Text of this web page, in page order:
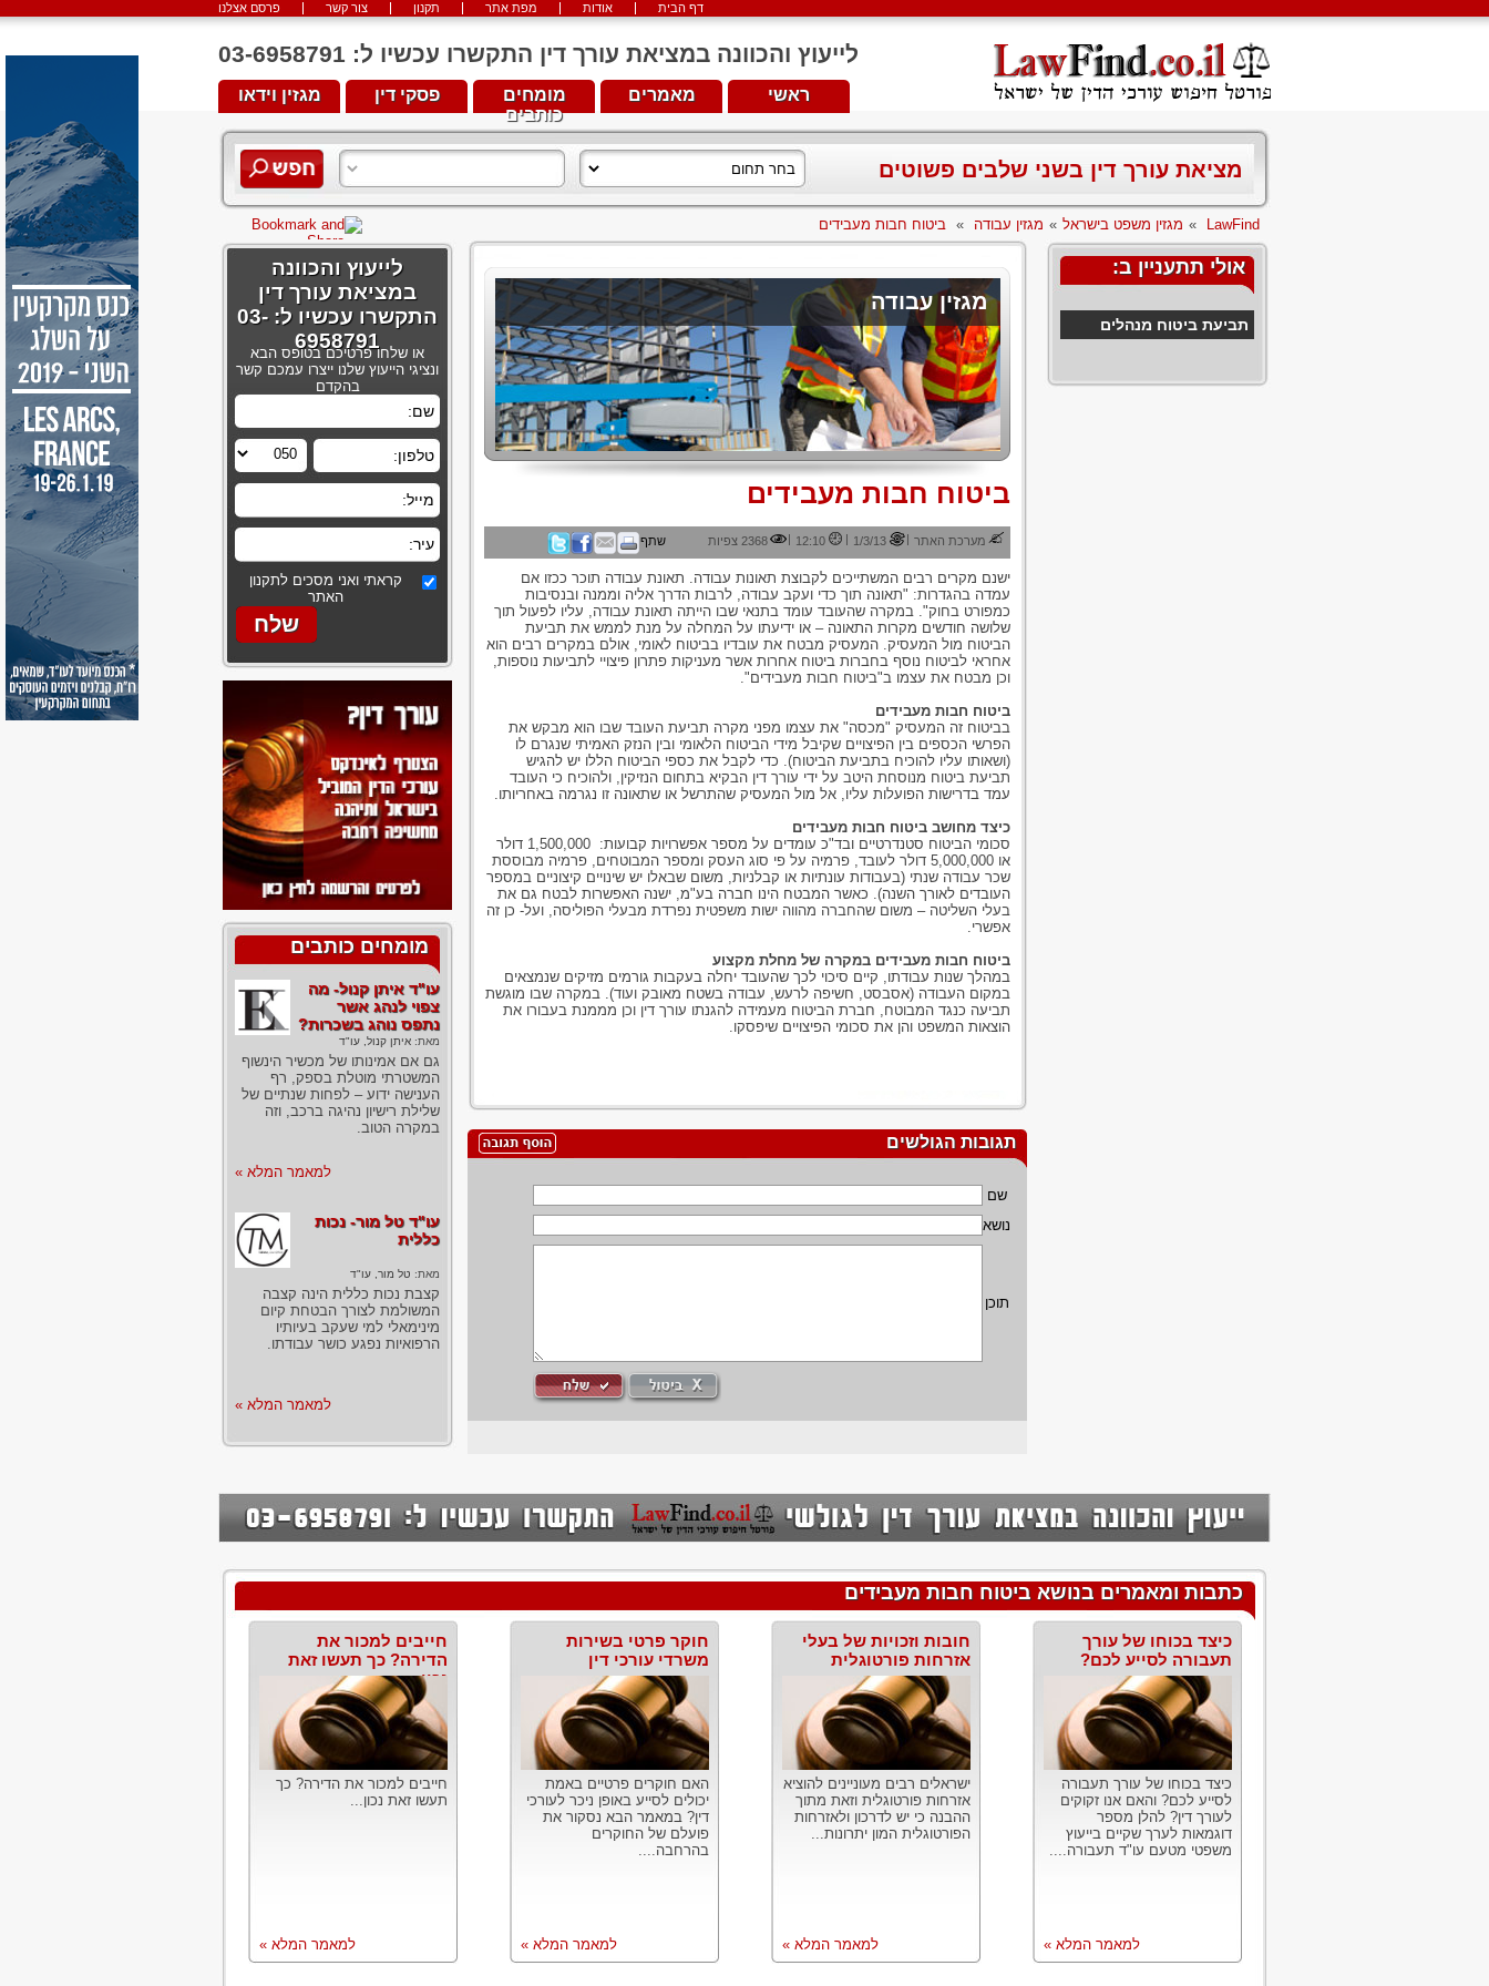
פרסם אצלנו צור קשר תקנון מפת אתר אודות דף הבית
לייעוץ והכוונה במציאת עורך דין התקשרו עכשיו ל: 03-6958791
מגזין וידאו פסקי דין
מומחים
כותבים
מאמרים ראשי
מציאת עורך דין בשני שלבים פשוטים
LawFind
» מגזין משפט בישראל » מגזין עבודה » ביטוח חבות מעבידים
אולי תתעניין ב:
תביעת ביטוח מנהלים
מגזין עבודה
ביטוח חבות מעבידים
מערכת האתר |
1/3/13
|
12:10
| 2368 צפיות שתף
ישנם מקרים רבים המשתייכים לקבוצת תאונות עבודה. תאונת עבודה תוכר ככזו אם
עמדה בהגדרות: "תאונה תוך כדי ועקב עבודה, לרבות הדרך אליה וממנה ובנסיבות
כמפורט בחוק". במקרה שהעובד עומד בתנאי שבו הייתה תאונת עבודה, עליו לפעול תוך
שלושה חודשים מקרות התאונה – או ידיעתו על המחלה על מנת לממש את תביעת
הביטוח מול המעסיק. המעסיק מבטח את עובדיו בביטוח לאומי, אולם במקרים רבים הוא
אחראי לביטוח נוסף בחברות ביטוח אחרות אשר מעניקות פתרון פיצויי לתביעות נוספות,
וכן מבטח את עצמו ב"ביטוח חבות מעבידים".
ביטוח חבות מעבידים
בביטוח זה המעסיק "מכסה" את עצמו מפני מקרה תביעת העובד שבו הוא מבקש את
הפרשי הכספים בין הפיצויים שקיבל מידי הביטוח הלאומי ובין הנזק האמיתי שנגרם לו
(ושאותו עליו להוכיח בתביעת הביטוח). כדי לקבל את כספי הביטוח הללו יש להגיש
תביעת ביטוח מנוסחת היטב על ידי עורך דין הבקיא בתחום הנזיקין, ולהוכיח כי העובד
עמד בדרישות הפועלות עליו, אל מול המעסיק שהתרשל או שתאונה זו נגרמה באחריותו.
כיצד מחושב ביטוח חבות מעבידים
סכומי הביטוח סטנדרטיים ובד"כ עומדים על מספר אפשרויות קבועות: 1,500,000 דולר
או 5,000,000 דולר לעובד, פרמיה על פי סוג העסק ומספר המבוטחים, פרמיה מבוססת
שכר עבודה שנתי (בעבודות עונתיות או קבלניות, משום שבאלו יש שינויים קיצוניים במספר
העובדים לאורך השנה). כאשר המבטח הינו חברה בע"מ, ישנה האפשרות לבטח גם את
בעלי השליטה – משום שהחברה מהווה ישות משפטית נפרדת מבעלי הפוליסה, ועל- כן זה
אפשרי.
ביטוח חבות מעבידים במקרה של מחלת מקצוע
במהלך שנות עבודתו, קיים סיכוי לכך שהעובד יחלה בעקבות גורמים מזיקים שנמצאים
במקום העבודה (אסבסט, חשיפה לרעש, עבודה בשטח מאובק ועוד). במקרה שבו מוגשת
תביעה כנגד המבוטח, חברת הביטוח מעמידה להגנתו עורך דין וכן מממנת בעבורו את
הוצאות המשפט והן את סכומי הפיצויים שיפסקו.
תגובות הגולשים
שם
נושא
תוכן
לייעוץ והכוונה
במציאת עורך דין
התקשרו עכשיו ל: 03-
6958791
או שלחו פרטיכם בטופס הבא
ונציגי הייעוץ שלנו ייצרו עמכם קשר
בהקדם
קראתי ואני מסכים לתקנון
האתר
מומחים כותבים
עו"ד איתן קנול- מה
צפוי לנהג אשר
נתפס נוהג בשכרות?
מאת: איתן קנול, עו"ד
גם אם אמינותו של מכשיר הינשוף
המשטרתי מוטלת בספק, רף
הענישה ידוע – לפחות שנתיים של
שלילת רישיון נהיגה ברכב, וזה
במקרה הטוב.
למאמר המלא »
עו"ד טל מור- נכות
כללית
מאת: טל מור, עו"ד
קצבת נכות כללית הינה קצבה
המשולמת לצורך הבטחת קיום
מינימאלי למי שעקב בעיותיו
הרפואיות נפגע כושר עבודתו.
למאמר המלא »
כתבות ומאמרים בנושא ביטוח חבות מעבידים
כיצד בכוחו של עורך
תעבורה לסייע לכם?
כיצד בכוחו של עורך תעבורה
לסייע לכם? והאם אנו זקוקים
לעורך דין? להלן מספר
דוגמאות לערך שקיים בייעוץ
משפטי מטעם עו"ד תעבורה....
למאמר המלא »
חובות וזכויות של בעלי
אזרחות פורטוגלית
ישראלים רבים מעוניינים להוציא
אזרחות פורטוגלית וזאת מתוך
ההבנה כי יש לדרכון ולאזרחות
הפורטוגלית המון יתרונות...
למאמר המלא »
חוקר פרטי בשירות
משרדי עורכי דין
האם חוקרים פרטיים באמת
יכולים לסייע באופן ניכר לעורכי
דין? במאמר הבא נסקור את
פועלם של החוקרים
בהרחבה....
למאמר המלא »
חייבים למכור את
הדירה? כך תעשו זאת
נכון
חייבים למכור את הדירה? כך
תעשו זאת נכון...
למאמר המלא »